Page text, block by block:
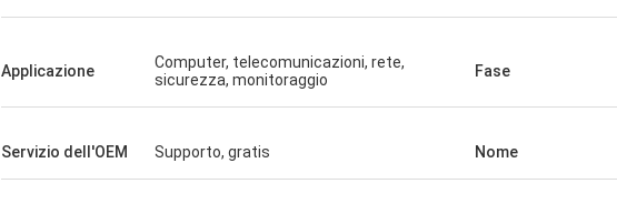
Muhammad Ashfaq
tecnologia, la qualità è molto buona e
Applicazione
Computer, telecomunicazioni, rete,
sicurezza, monitoraggio
Fase
Servizio dell'OEM Supporto, gratis Nome